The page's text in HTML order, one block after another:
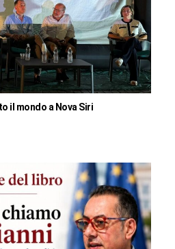
il mondo a Nova Siri